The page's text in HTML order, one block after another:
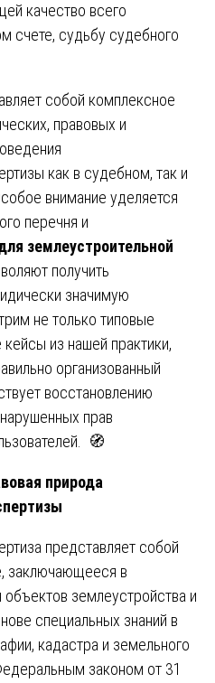
качество всего
счете, судьбу судебного
собой комплексное
правовых и
как в судебном, так и
внимание уделяется
перечня и
землеустроительной
получить
значимую
не только типовые
из нашей практики,
организованный
восстановлению
прав
🧭
природа
представляет собой
заключающееся в
землеустройства и
специальных знаний в
кадастра и земельного
законом от 31